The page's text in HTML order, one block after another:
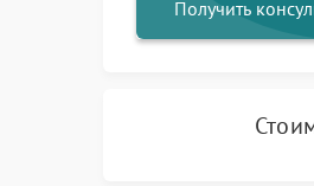
Получить